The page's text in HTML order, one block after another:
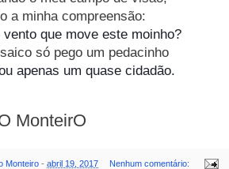
a minha compreensão:
vento que move este moinho?
só pego um pedacinho
apenas um quase cidadão.
MonteirO
Monteiro - abril 19, 2017 Nenhum comentário: